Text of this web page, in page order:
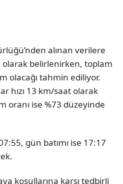
alınan verilere
olarak belirlenirken, toplam
olacağı tahmin ediliyor.
hızı 13 km/saat olarak
oranı ise %73 düzeyinde
gün batımı ise 17:17
koşullarına karşı tedbirli